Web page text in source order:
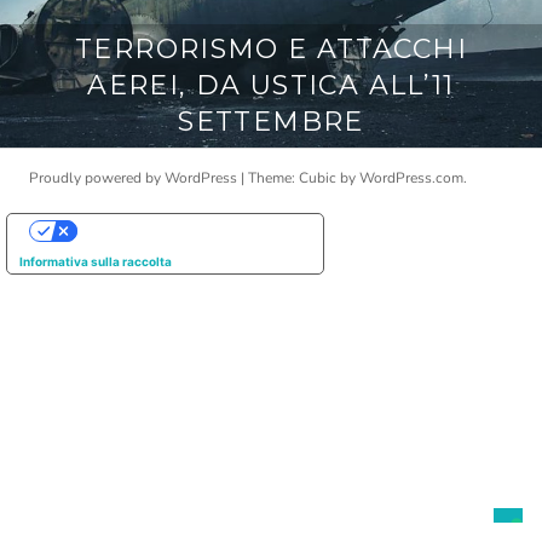
TERRORISMO E ATTACCHI
AEREI, DA USTICA ALL’11
SETTEMBRE
Proudly powered by WordPress | Theme: Cubic byWordPress.com.
Informativa sulla raccolta